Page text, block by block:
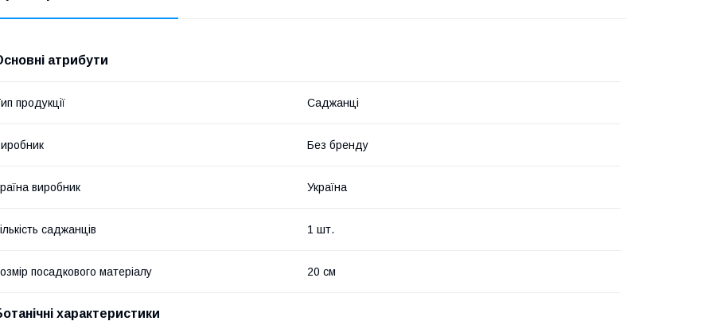
атрибути
продукції Саджанці
Без бренду
виробник Україна
саджанців 1 шт.
посадкового матеріалу 20 см
характеристики